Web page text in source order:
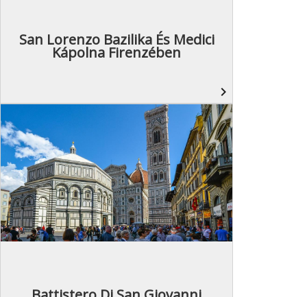
San Lorenzo Bazilika És Medici
Kápolna Firenzében
navigate_next